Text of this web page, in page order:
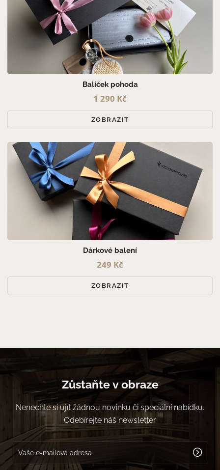
Balíček pohoda
1 290 Kč
ZOBRAZIT
Dárkové balení
249 Kč
ZOBRAZIT
Zůstaňte v obraze
Nenechte si ujít žádnou novinku či speciální nabídku.
Odebírejte náš newsletter.